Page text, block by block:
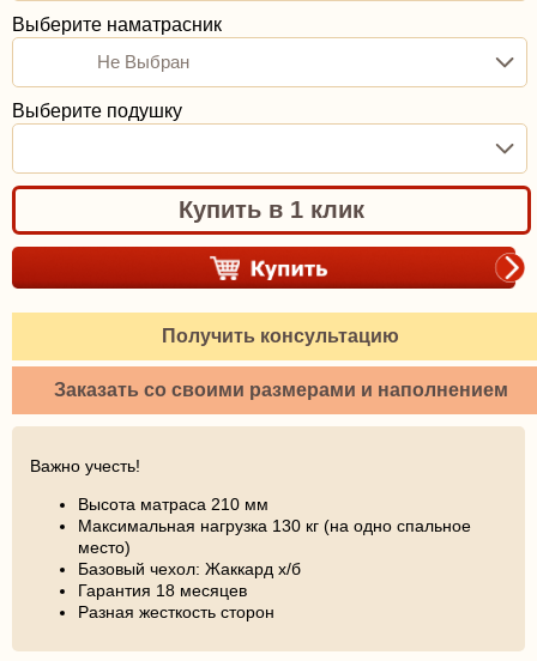
Выберите наматрасник
Не Выбран
Выберите подушку
Купить в 1 клик
Получить консультацию
Заказать со своими размерами и наполнением
Важно учесть!
Высота матраса 210 мм
Максимальная нагрузка 130 кг (на одно спальное
место)
Базовый чехол: Жаккард х/б
Гарантия 18 месяцев
Разная жесткость сторон